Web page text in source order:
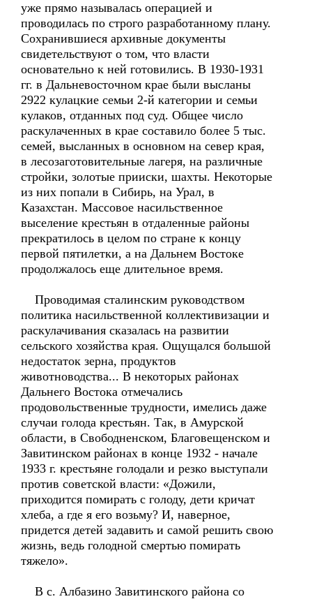
уже прямо называлась операцией и
проводилась по строго разработанному плану.
Сохранившиеся архивные документы
свидетельствуют о том, что власти
основательно к ней готовились. В 1930-1931
гг. в Дальневосточном крае были высланы
2922 кулацкие семьи 2-й категории и семьи
кулаков, отданных под суд. Общее число
раскулаченных в крае составило более 5 тыс.
семей, высланных в основном на север края,
в лесозаготовительные лагеря, на различные
стройки, золотые прииски, шахты. Некоторые
из них попали в Сибирь, на Урал, в
Казахстан. Массовое насильственное
выселение крестьян в отдаленные районы
прекратилось в целом по стране к концу
первой пятилетки, а на Дальнем Востоке
продолжалось еще длительное время.
Проводимая сталинским руководством
политика насильственной коллективизации и
раскулачивания сказалась на развитии
сельского хозяйства края. Ощущался большой
недостаток зерна, продуктов
животноводства... В некоторых районах
Дальнего Востока отмечались
продовольственные трудности, имелись даже
случаи голода крестьян. Так, в Амурской
области, в Свободненском, Благовещенском и
Завитинском районах в конце 1932 - начале
1933 г. крестьяне голодали и резко выступали
против советской власти: «Дожили,
приходится помирать с голоду, дети кричат
хлеба, а где я его возьму? И, наверное,
придется детей задавить и самой решить свою
жизнь, ведь голодной смертью помирать
тяжело».
В с. Албазино Завитинского района со